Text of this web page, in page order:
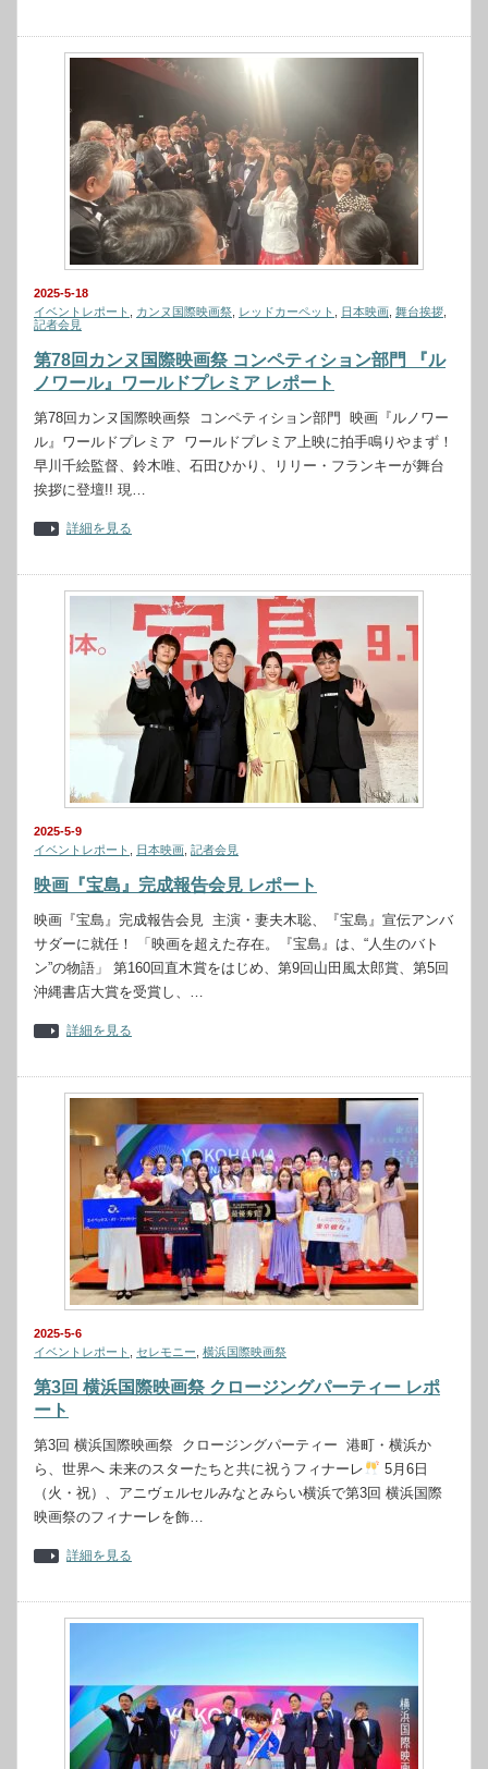
2025-5-18
イベントレポート
カンヌ国際映画祭 レッドカーペット 日本映画 舞台挨拶
記者会見
第78回カンヌ国際映画祭 コンペティション部門 『ル
ノワール』ワールドプレミア レポート
第78回カンヌ国際映画祭 コンペティション部門 映画『ルノワー
ル』ワールドプレミア ワールドプレミア上映に拍手鳴りやまず！
早川千絵監督、鈴木唯、石田ひかり、リリー・フランキーが舞台
挨拶に登壇!! 現…
詳細を見る
2025-5-9
イベントレポート
日本映画 記者会見
映画『宝島』完成報告会見 レポート
映画『宝島』完成報告会見 主演・妻夫木聡、『宝島』宣伝アンバ
サダーに就任！ 「映画を超えた存在。『宝島』は、“人生のバト
ン”の物語」 第160回直木賞をはじめ、第9回山田風太郎賞、第5回
沖縄書店大賞を受賞し、…
詳細を見る
2025-5-6
イベントレポート
セレモニー 横浜国際映画祭
第3回 横浜国際映画祭 クロージングパーティー レポ
ート
第3回 横浜国際映画祭 クロージングパーティー 港町・横浜か
ら、世界へ 未来のスターたちと共に祝うフィナーレ
5月6日
（火・祝）、アニヴェルセルみなとみらい横浜で第3回 横浜国際
映画祭のフィナーレを飾…
詳細を見る